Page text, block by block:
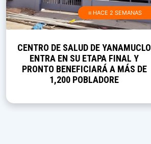
≡ HACE 2 SEMANAS
CENTRO DE SALUD DE YANAMUCLO
ENTRA EN SU ETAPA FINAL Y
PRONTO BENEFICIARÁ A MÁS DE
1,200 POBLADORE